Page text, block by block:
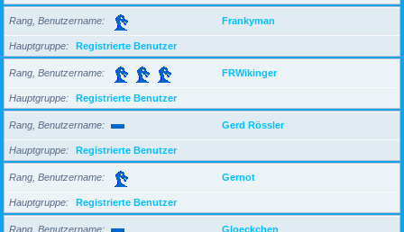
Rang, Benutzername Frankyman
Hauptgruppe Registrierte Benutzer
Rang, Benutzername FRWikinger
Hauptgruppe Registrierte Benutzer
Rang, Benutzername Gerd Rössler
Hauptgruppe Registrierte Benutzer
Rang, Benutzername Gernot
Hauptgruppe Registrierte Benutzer
Rang, Benutzername Gloeckchen